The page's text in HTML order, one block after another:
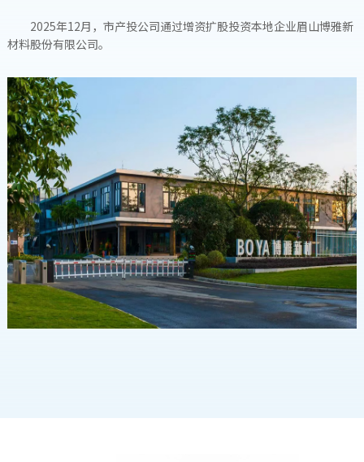
2025年12月，市产投公司通过增资扩股投资本地企业眉山博雅新
材料股份有限公司。